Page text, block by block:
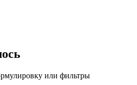
или фильтры